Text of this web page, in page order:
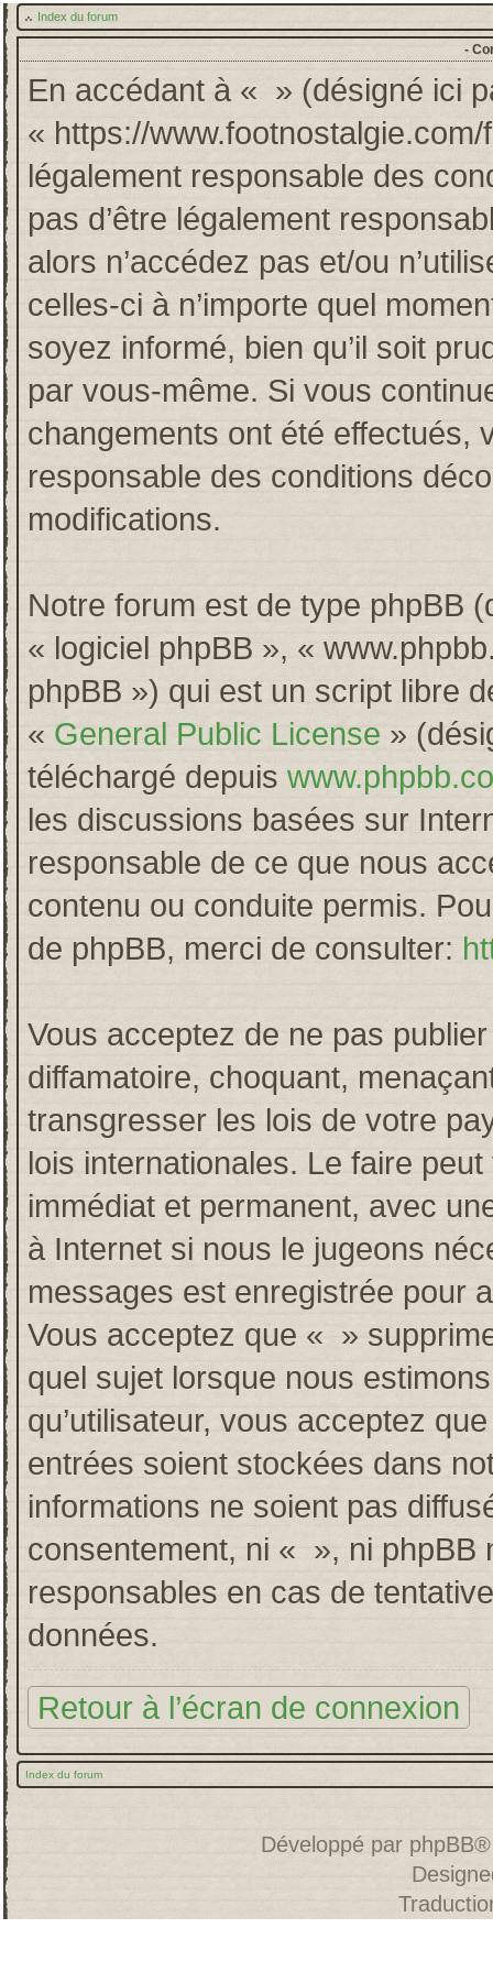
Index du forum
-
En accédant à « » (désigné ici
« https://
légalement responsable des
pas d’être légalement
alors n’accédez pas et/ou
celles-ci à n’importe quel
soyez informé, bien qu’il soit
par vous-même. Si vous
changements ont été effectués,
responsable des conditions
modifications.
Notre forum est de type phpBB
« logiciel phpBB », «
phpBB ») qui est un script libre
« General Public License »
téléchargé depuis
les discussions basées sur
responsable de ce que nous
contenu ou conduite permis.
de phpBB, merci de consulter:
Vous acceptez de ne pas
diffamatoire, choquant,
transgresser les lois de votre
lois internationales. Le faire
immédiat et permanent, avec
à Internet si nous le jugeons
messages est enregistrée pour
Vous acceptez que « »
quel sujet lorsque nous
qu’utilisateur, vous acceptez
entrées soient stockées dans
informations ne soient pas
consentement, ni « », ni phpBB
responsables en cas de
données.
Retour à l’écran de connexion
Index du forum
Développé par phpBB®